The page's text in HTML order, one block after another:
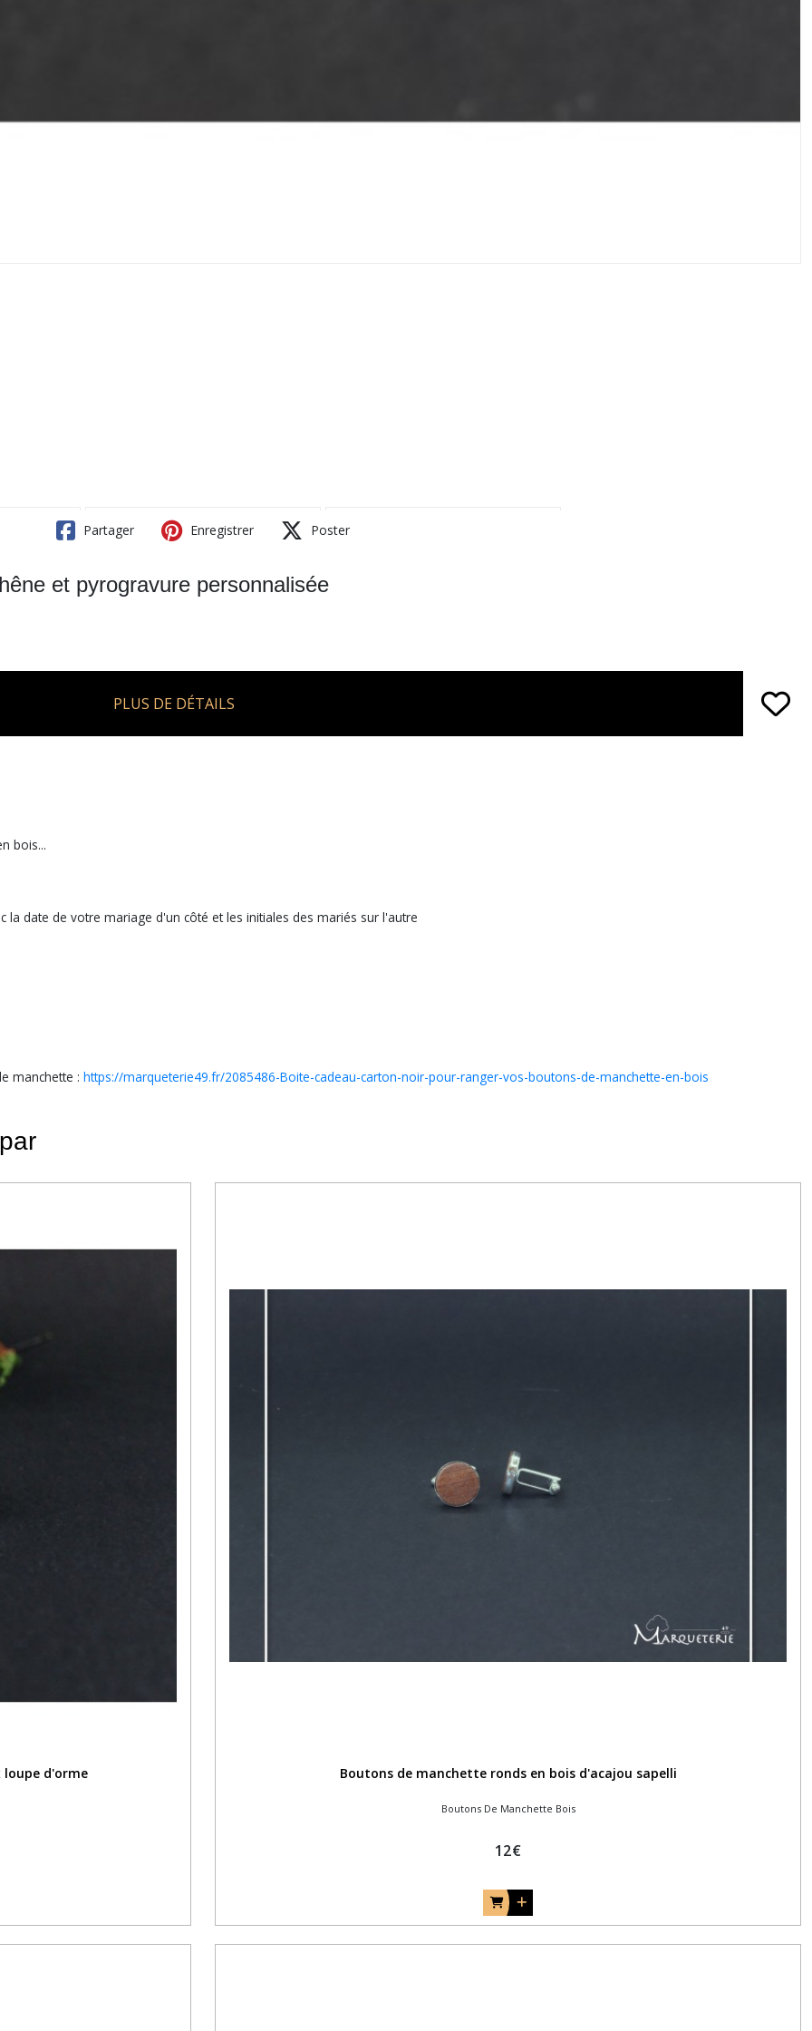
Partager Enregistrer Poster
et pyrogravure personnalisée
PLUS DE DÉTAILS
bois...
date de votre mariage d'un côté et les initiales des mariés sur l'autre
manchette : https://marqueterie49.fr/2085486-Boite-cadeau-carton-noir-pour-ranger-vos-boutons-de-manchette-en-bois
loupe d'orme Boutons de manchette ronds en bois d'acajou sapelli
Boutons De Manchette Bois
12€